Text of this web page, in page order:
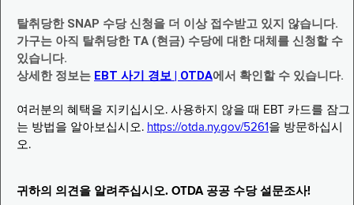
탈취당한 SNAP 수당 신청을 더 이상 접수받고 있지 않습니다.
가구는 아직 탈취당한 TA (현금) 수당에 대한 대체를 신청할 수
있습니다.
상세한 정보는 EBT 사기 경보 | OTDA에서 확인할 수 있습니다.
여러분의 혜택을 지키십시오. 사용하지 않을 때 EBT 카드를 잠그
는 방법을 알아보십시오. https://otda.ny.gov/5261 을 방문하십시
오.
귀하의 의견을 알려주십시오. OTDA 공공 수당 설문조사!